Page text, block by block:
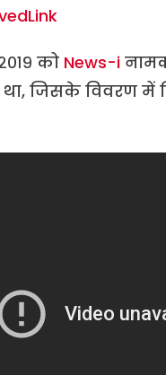
को News-i
था, जिसके विवरण